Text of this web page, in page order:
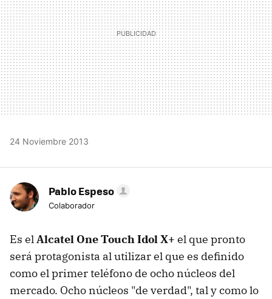
24 Noviembre 2013
Pablo Espeso
Colaborador
Es elAlcatel One Touch Idol X+ el que pronto
será protagonista al utilizar el que es definido
como el primer teléfono de ocho núcleos del
mercado. Ocho núcleos "de verdad", tal y como lo